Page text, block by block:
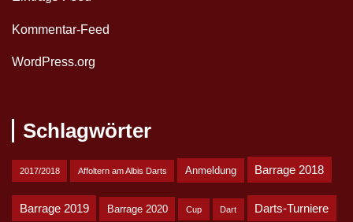
Kommentar-Feed
WordPress.org
Schlagwörter
2017/2018 Affoltern am Albis Darts Anmeldung Barrage 2018
Barrage 2019 Barrage 2020 Cup Dart Darts-Turniere